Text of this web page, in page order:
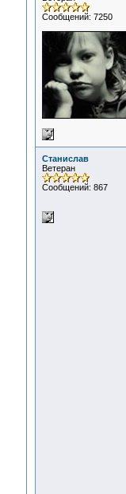
Сообщений: 7250
Станислав
Ветеран
Сообщений: 867